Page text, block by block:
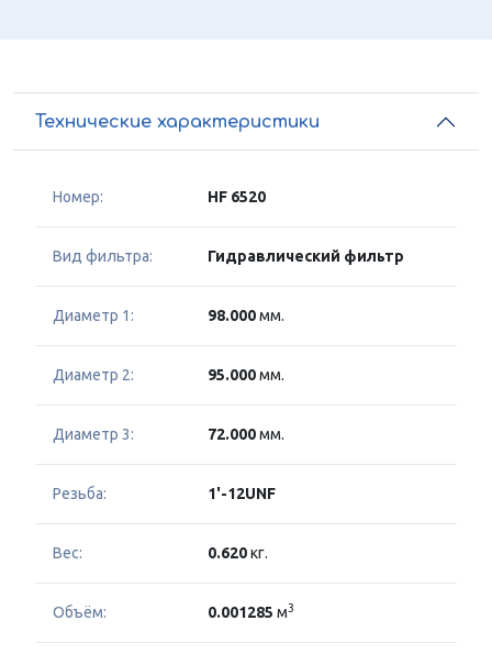
Технические характеристики
Номер: HF 6520
Вид фильтра: Гидравлический фильтр
Диаметр 1: 98.000мм.
Диаметр 2: 95.000мм.
Диаметр 3: 72.000мм.
Резьба: 1'-12UNF
Вес: 0.620кг.
Объём: 0.001285 м3